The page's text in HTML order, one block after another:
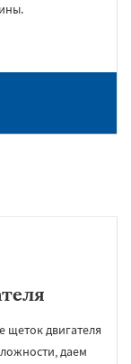
щеток двигателя
даем